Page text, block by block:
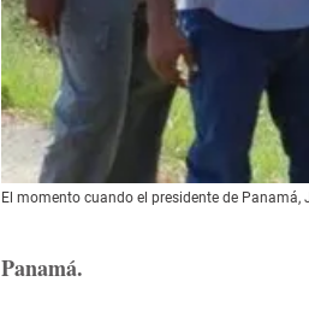
El momento cuando el presidente de
Panamá.